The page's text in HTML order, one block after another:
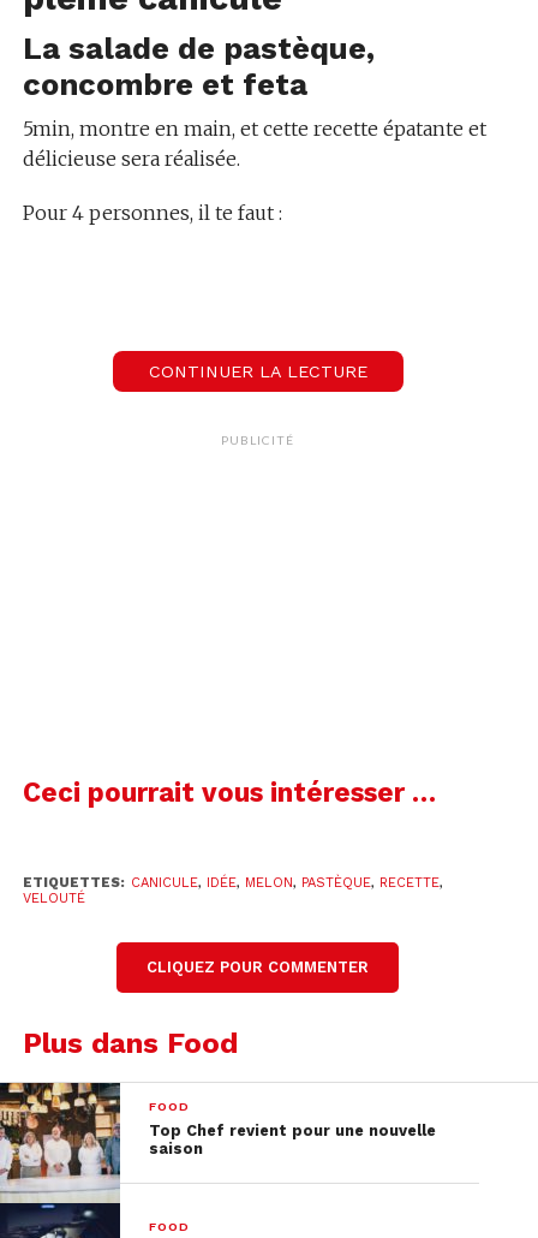
La salade de pastèque,
concombre et feta
5min, montre en main, et cette recette épatante et
délicieuse sera réalisée.
Pour 4 personnes, il te faut :
200gr de feta
1 bouquet de menthe
CONTINUER LA LECTURE
PUBLICITÉ
Ceci pourrait vous intéresser …
ETIQUETTES: CANICULE, IDÉE, MELON, PASTÈQUE, RECETTE,
VELOUTÉ
CLIQUEZ POUR COMMENTER
Plus dans Food
FOOD
Top Chef revient pour une nouvelle
saison
FOOD